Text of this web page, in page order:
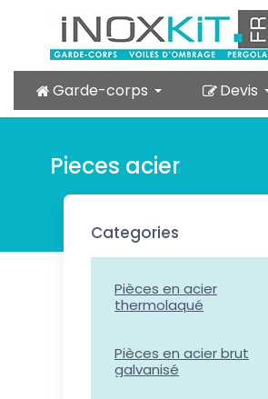
Garde-corps Devis
Pieces acier
Categories
Pièces en acier
thermolaqué
Pièces en acier brut
galvanisé